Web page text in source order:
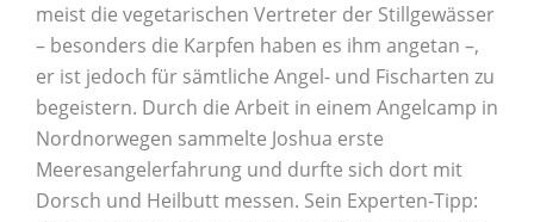
meist die vegetarischen Vertreter der Stillgewässer
– besonders die Karpfen haben es ihm angetan –,
er ist jedoch für sämtliche Angel- und Fischarten zu
begeistern. Durch die Arbeit in einem Angelcamp in
Nordnorwegen sammelte Joshua erste
Meeresangelerfahrung und durfte sich dort mit
Dorsch und Heilbutt messen. Sein Experten-Tipp: